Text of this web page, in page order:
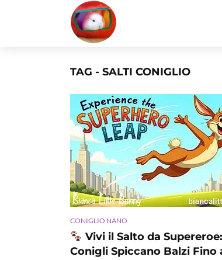
TAG - SALTI CONIGLIO
CONIGLIO NANO
Vivi il Salto da
Conigli Spiccano Balzi Fino